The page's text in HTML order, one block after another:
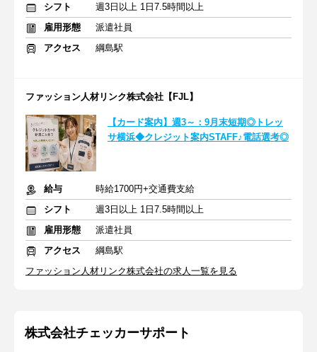
シフト
週3日以上 1日7.5時間以上
雇用形態
派遣社員
アクセス
綱島駅
ファッション人材リンク株式会社【FJL】
【カード案内】週3～：9月末短期◎トレッ
サ横浜◆クレジット案内STAFF♪電話選考◎
給与
時給1700円+交通費支給
シフト
週3日以上 1日7.5時間以上
雇用形態
派遣社員
アクセス
綱島駅
ファッション人材リンク株式会社の求人一覧を見る
株式会社チェッカーサポート